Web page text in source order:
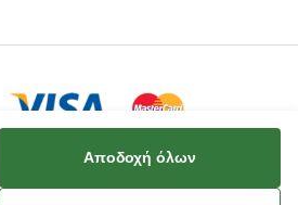
Αποδοχή όλων